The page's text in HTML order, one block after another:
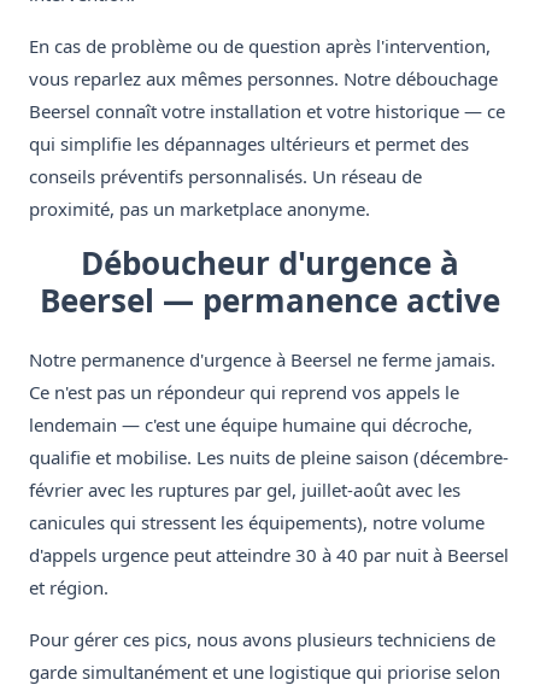
En cas de problème ou de question après l'intervention,
vous reparlez aux mêmes personnes. Notre débouchage
Beersel connaît votre installation et votre historique — ce
qui simplifie les dépannages ultérieurs et permet des
conseils préventifs personnalisés. Un réseau de
proximité, pas un marketplace anonyme.
Déboucheur d'urgence à
Beersel — permanence active
Notre permanence d'urgence à Beersel ne ferme jamais.
Ce n'est pas un répondeur qui reprend vos appels le
lendemain — c'est une équipe humaine qui décroche,
qualifie et mobilise. Les nuits de pleine saison (décembre-
février avec les ruptures par gel, juillet-août avec les
canicules qui stressent les équipements), notre volume
d'appels urgence peut atteindre 30 à 40 par nuit à Beersel
et région.
Pour gérer ces pics, nous avons plusieurs techniciens de
garde simultanément et une logistique qui priorise selon